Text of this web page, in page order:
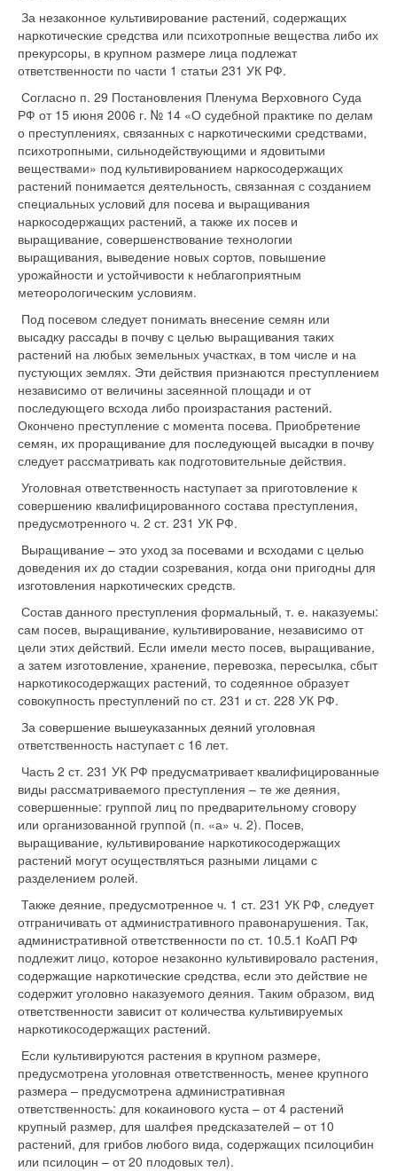
За незаконное культивирование растений, содержащих
наркотические средства или психотропные вещества либо их
прекурсоры, в крупном размере лица подлежат
ответственности по части 1 статьи 231 УК РФ.
Согласно п. 29 Постановления Пленума Верховного Суда
РФ от 15 июня 2006 г. № 14 «О судебной практике по делам
о преступлениях, связанных с наркотическими средствами,
психотропными, сильнодействующими и ядовитыми
веществами» под культивированием наркосодержащих
растений понимается деятельность, связанная с созданием
специальных условий для посева и выращивания
наркосодержащих растений, а также их посев и
выращивание, совершенствование технологии
выращивания, выведение новых сортов, повышение
урожайности и устойчивости к неблагоприятным
метеорологическим условиям.
Под посевом следует понимать внесение семян или
высадку рассады в почву с целью выращивания таких
растений на любых земельных участках, в том числе и на
пустующих землях. Эти действия признаются преступлением
независимо от величины засеянной площади и от
последующего всхода либо произрастания растений.
Окончено преступление с момента посева. Приобретение
семян, их проращивание для последующей высадки в почву
следует рассматривать как подготовительные действия.
Уголовная ответственность наступает за приготовление к
совершению квалифицированного состава преступления,
предусмотренного ч. 2 ст. 231 УК РФ.
Выращивание – это уход за посевами и всходами с целью
доведения их до стадии созревания, когда они пригодны для
изготовления наркотических средств.
Состав данного преступления формальный, т. е. наказуемы:
сам посев, выращивание, культивирование, независимо от
цели этих действий. Если имели место посев, выращивание,
а затем изготовление, хранение, перевозка, пересылка, сбыт
наркотикосодержащих растений, то содеянное образует
совокупность преступлений по ст. 231 и ст. 228 УК РФ.
За совершение вышеуказанных деяний уголовная
ответственность наступает с 16 лет.
Часть 2 ст. 231 УК РФ предусматривает квалифицированные
виды рассматриваемого преступления – те же деяния,
совершенные: группой лиц по предварительному сговору
или организованной группой (п. «а» ч. 2). Посев,
выращивание, культивирование наркотикосодержащих
растений могут осуществляться разными лицами с
разделением ролей.
Также деяние, предусмотренное ч. 1 ст. 231 УК РФ, следует
отграничивать от административного правонарушения. Так,
административной ответственности по ст. 10.5.1 КоАП РФ
подлежит лицо, которое незаконно культивировало растения,
содержащие наркотические средства, если это действие не
содержит уголовно наказуемого деяния. Таким образом, вид
ответственности зависит от количества культивируемых
наркотикосодержащих растений.
Если культивируются растения в крупном размере,
предусмотрена уголовная ответственность, менее крупного
размера – предусмотрена административная
ответственность: для кокаинового куста – от 4 растений
крупный размер, для шалфея предсказателей – от 10
растений, для грибов любого вида, содержащих псилоцибин
или псилоцин – от 20 плодовых тел).